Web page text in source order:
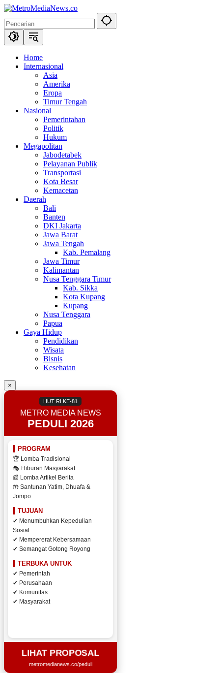
Langsung
konten
Home
Internasional
Asia
Amerika
Eropa
Timur Tengah
Nasional
Pemerintahan
Politik
Hukum
Megapolitan
Jabodetabek
Pelayanan Publik
Transportasi
Kota Besar
Kemacetan
Daerah
Bali
Banten
DKI Jakarta
Jawa Barat
Jawa Tengah
Kab. Pemalang
Jawa Timur
Kalimantan
Nusa Tenggara Timur
Kab. Sikka
Kota Kupang
Kupang
Nusa Tenggara
Papua
Gaya Hidup
Pendidikan
Wisata
Bisnis
Kesehatan
×
HUT RI KE-81
METRO MEDIA NEWS
PEDULI 2026
PROGRAM
🏆 Lomba Tradisional
🎭 Hiburan Masyarakat
📰 Lomba Artikel Berita
🤲 Santunan Yatim, Dhuafa &
Jompo
TUJUAN
✔ Menumbuhkan Kepedulian
Sosial
✔ Mempererat Kebersamaan
✔ Semangat Gotong Royong
TERBUKA UNTUK
✔ Pemerintah
✔ Perusahaan
✔ Komunitas
✔ Masyarakat
LIHAT PROPOSAL
metromedianews.co/peduli